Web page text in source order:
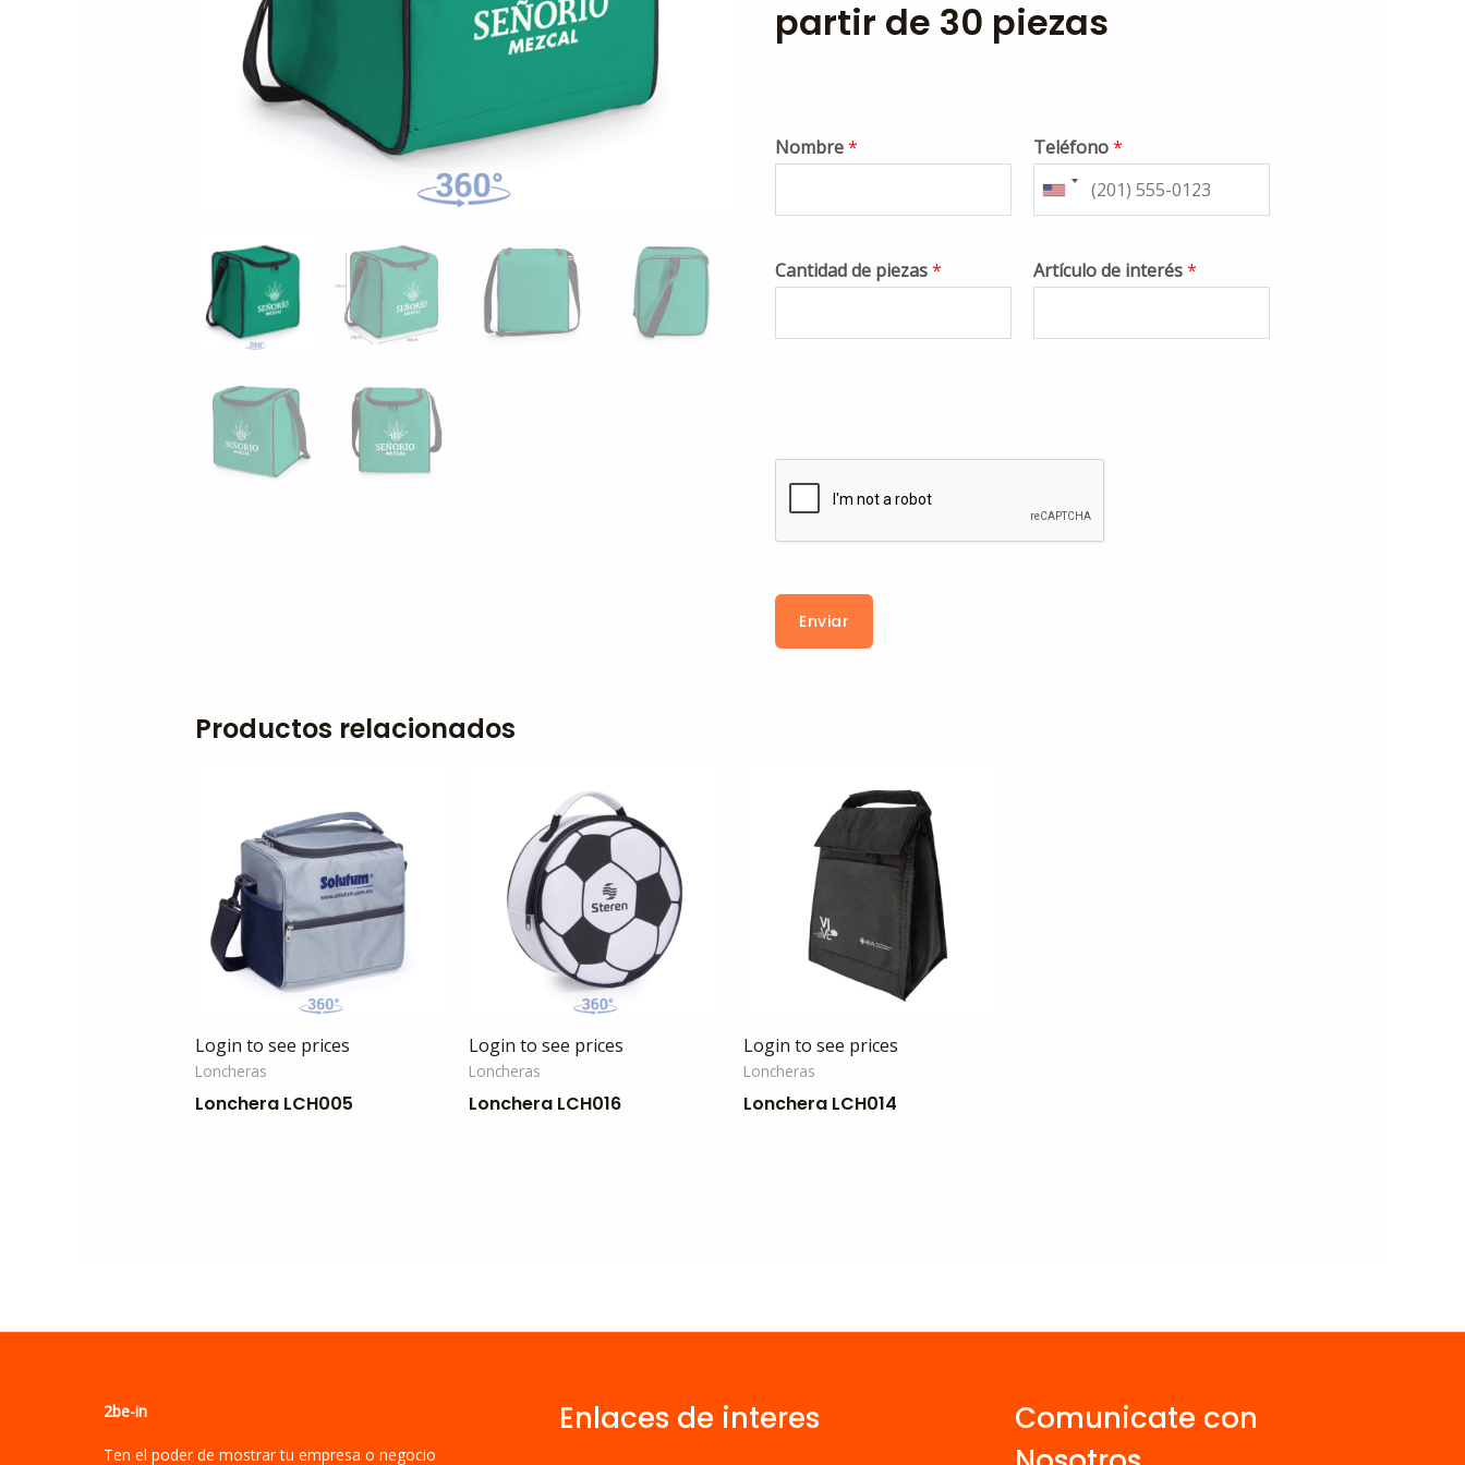
partir de 30 piezas
Nombre*
Cantidad de piezas*
Teléfono*
Artículo de interés*
Enviar
Productos relacionados
Login to see prices
Loncheras
Lonchera LCH005
Login to see prices
Loncheras
Lonchera LCH016
Login to see prices
Loncheras
Lonchera LCH014
2be-in
Ten el poder de mostrar tu empresa o negocio
Enlaces de interes
Comunicate con